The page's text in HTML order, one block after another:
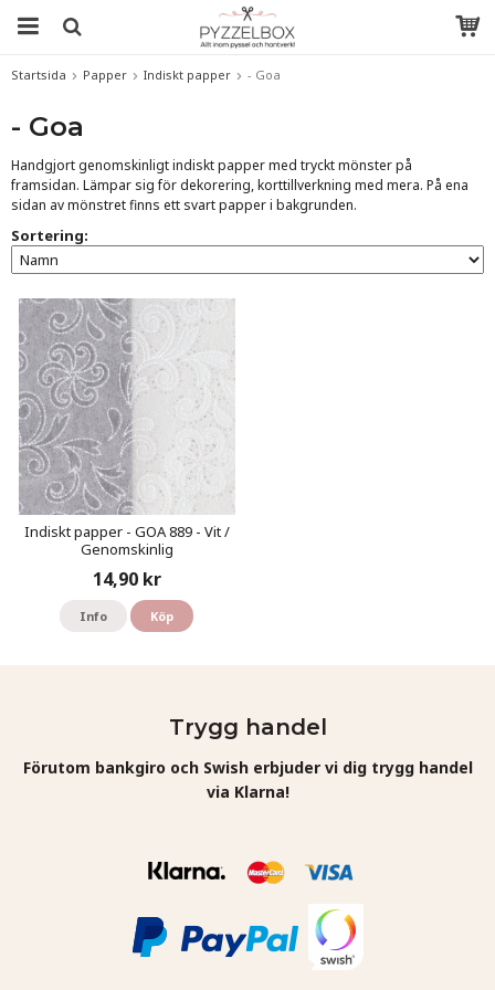
Startsida Papper Indiskt papper - Goa
- Goa
Handgjort genomskinligt indiskt papper med tryckt mönster på
framsidan. Lämpar sig för dekorering, korttillverkning med mera. På ena
sidan av mönstret finns ett svart papper i bakgrunden.
Sortering:
Indiskt papper - GOA 889 - Vit /
Genomskinlig
14,90 kr
Info Köp
Trygg handel
Förutom bankgiro och Swish erbjuder vi dig trygg handel
via Klarna!